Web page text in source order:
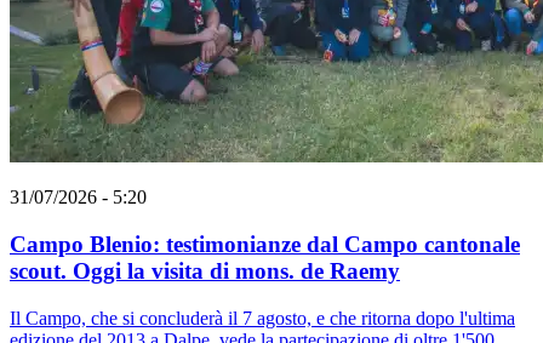
31/07/2026 - 5:20
Campo Blenio: testimonianze dal Campo cantonale
scout. Oggi la visita di mons. de Raemy
Il Campo, che si concluderà il 7 agosto, e che ritorna dopo l'ultima